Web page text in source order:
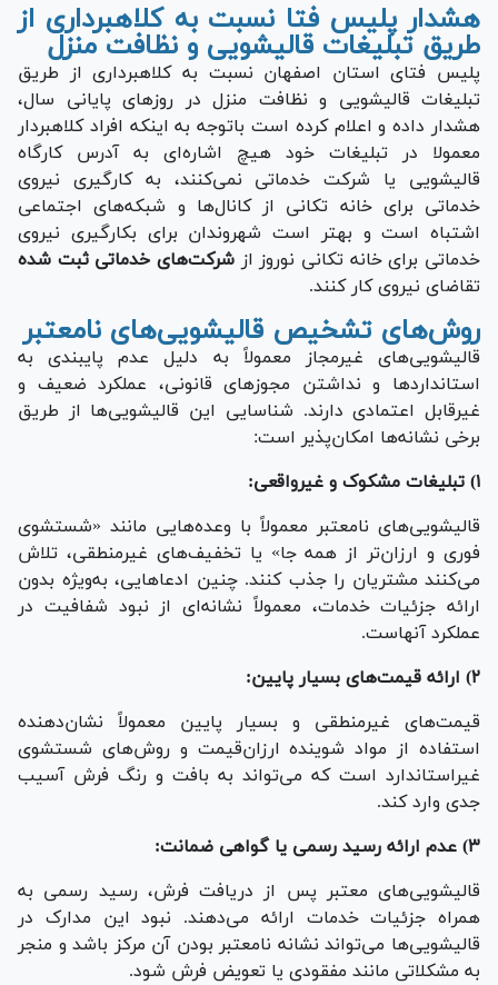
هشدار پلیس فتا نسبت به کلاهبرداری از
طریق تبلیغات قالیشویی و نظافت منزل
پلیس فتای استان اصفهان نسبت به کلاهبرداری از طریق
تبلیغات قالیشویی و نظافت منزل در روزهای پایانی سال،
هشدار داده و اعلام کرده است باتوجه به اینکه افراد کلاهبردار
معمولا در تبلیغات خود هیچ اشاره‌ای به آدرس کارگاه
قالیشویی یا شرکت خدماتی نمی‌کنند، به کارگیری نیروی
خدماتی برای خانه تکانی از کانال‌ها و شبکه‌های اجتماعی
اشتباه است و بهتر است شهروندان برای بکارگیری نیروی
خدماتی برای خانه تکانی نوروز از شرکت‌های خدماتی ثبت شده
تقاضای نیروی کار کنند.
روش‌های تشخیص قالیشویی‌های نامعتبر
قالیشویی‌های غیرمجاز معمولاً به دلیل عدم پایبندی به
استاندارد‌ها و نداشتن مجوز‌های قانونی، عملکرد ضعیف و
غیرقابل اعتمادی دارند. شناسایی این قالیشویی‌ها از طریق
برخی نشانه‌ها امکان‌پذیر است:
۱) تبلیغات مشکوک و غیرواقعی:
قالیشویی‌های نامعتبر معمولاً با وعده‌هایی مانند «شستشوی
فوری و ارزان‌تر از همه جا» یا تخفیف‌های غیرمنطقی، تلاش
می‌کنند مشتریان را جذب کنند. چنین ادعاهایی، به‌ویژه بدون
ارائه جزئیات خدمات، معمولاً نشانه‌ای از نبود شفافیت در
عملکرد آنهاست.
۲) ارائه قیمت‌های بسیار پایین:
قیمت‌های غیرمنطقی و بسیار پایین معمولاً نشان‌دهنده
استفاده از مواد شوینده ارزان‌قیمت و روش‌های شستشوی
غیراستاندارد است که می‌تواند به بافت و رنگ فرش آسیب
جدی وارد کند.
۳) عدم ارائه رسید رسمی یا گواهی ضمانت:
قالیشویی‌های معتبر پس از دریافت فرش، رسید رسمی به
همراه جزئیات خدمات ارائه می‌دهند. نبود این مدارک در
قالیشویی‌ها می‌تواند نشانه نامعتبر بودن آن مرکز باشد و منجر
به مشکلاتی مانند مفقودی یا تعویض فرش شود.